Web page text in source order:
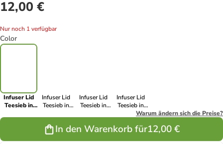
12,00 €
Nur noch 1 verfügbar
Color
Infuser Lid
Teesieb in
Infuser Lid
Teesieb in
Infuser Lid
Teesieb in
Infuser Lid
Teesieb in
infuser lidWarum ändern sich die Preise?
In den Warenkorb für12,00 €